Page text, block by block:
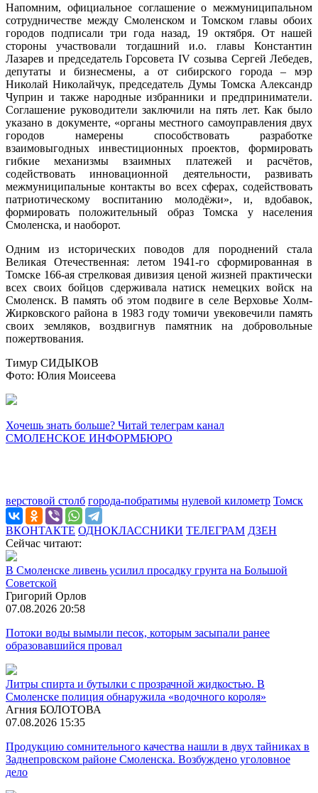
Напомним, официальное соглашение о межмуниципальном
сотрудничестве между Смоленском и Томском главы обоих
городов подписали три года назад, 19 октября. От нашей
стороны участвовали тогдашний и.о. главы Константин
Лазарев и председатель Горсовета IV созыва Сергей Лебедев,
депутаты и бизнесмены, а от сибирского города – мэр
Николай Николайчук, председатель Думы Томска Александр
Чуприн и также народные избранники и предприниматели.
Соглашение руководители заключили на пять лет. Как было
указано в документе, «органы местного самоуправления двух
городов намерены способствовать разработке
взаимовыгодных инвестиционных проектов, формировать
гибкие механизмы взаимных платежей и расчётов,
содействовать инновационной деятельности, развивать
межмуниципальные контакты во всех сферах, содействовать
патриотическому воспитанию молодёжи», и, вдобавок,
формировать положительный образ Томска у населения
Смоленска, и наоборот.
Одним из исторических поводов для породнений стала
Великая Отечественная: летом 1941-го сформированная в
Томске 166-ая стрелковая дивизия ценой жизней практически
всех своих бойцов сдерживала натиск немецких войск на
Смоленск. В память об этом подвиге в селе Верховье Холм-
Жирковского района в 1983 году томичи увековечили память
своих земляков, воздвигнув памятник на добровольные
пожертвования.
Тимур СИДЫКОВ
Фото: Юлия Моисеева
Хочешь знать больше? Читай телеграм канал
СМОЛЕНСКОЕ ИНФОРМБЮРО
верстовой столб города-побратимы нулевой километр Томск
ВКОНТАКТЕ ОДНОКЛАССНИКИ ТЕЛЕГРАМ ДЗЕН
Сейчас читают:
В Смоленске ливень усилил просадку грунта на Большой
Советской
Григорий Орлов
07.08.2026 20:58
Потоки воды вымыли песок, которым засыпали ранее
образовавшийся провал
Литры спирта и бутылки с прозрачной жидкостью. В
Смоленске полиция обнаружила «водочного короля»
Агния БОЛОТОВА
07.08.2026 15:35
Продукцию сомнительного качества нашли в двух тайниках в
Заднепровском районе Смоленска. Возбуждено уголовное
дело